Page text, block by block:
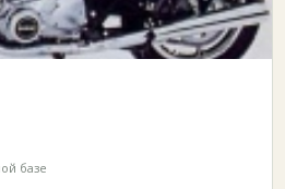
базе